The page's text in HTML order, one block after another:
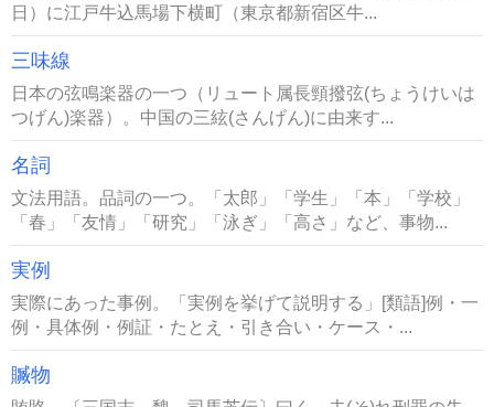
日）に江戸牛込馬場下横町（東京都新宿区牛...
三味線
日本の弦鳴楽器の一つ（リュート属長頸撥弦(ちょうけいは
つげん)楽器）。中国の三絃(さんげん)に由来す...
名詞
文法用語。品詞の一つ。「太郎」「学生」「本」「学校」
「春」「友情」「研究」「泳ぎ」「高さ」など、事物...
実例
実際にあった事例。「実例を挙げて説明する」[類語]例・一
例・具体例・例証・たとえ・引き合い・ケース・...
贓物